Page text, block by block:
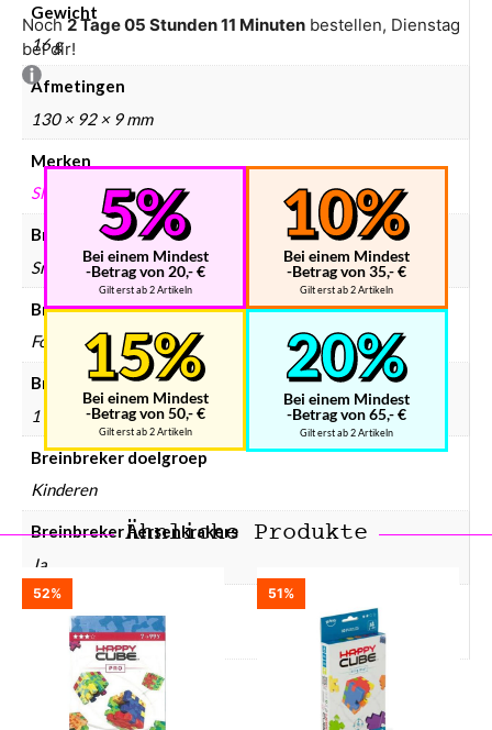
Gewicht
16 g
Afmetingen
130 × 92 × 9 mm
Merken
SMARTGAMES
Breinbreker merken
Smartgames
Breinbreker materiaal
Foam
Breinbreker aantal spelers
1
Breinbreker doelgroep
Kinderen
Breinbreker hersenkrakers
Ja
Breinbreker prijsklasse
Breinbreker € 0 – € 10
Noch2 Tage 05 Stunden 11 Minuten bestellen, Dienstag
bei dir!
Bei einem Mindest
-Betrag von 20,- €
Gilt erst ab 2 Artikeln
Bei einem Mindest
-Betrag von 35,- €
Gilt erst ab 2 Artikeln
Bei einem Mindest
-Betrag von 50,- €
Gilt erst ab 2 Artikeln
Bei einem Mindest
-Betrag von 65,- €
Gilt erst ab 2 Artikeln
Ähnliche Produkte
52% 51%